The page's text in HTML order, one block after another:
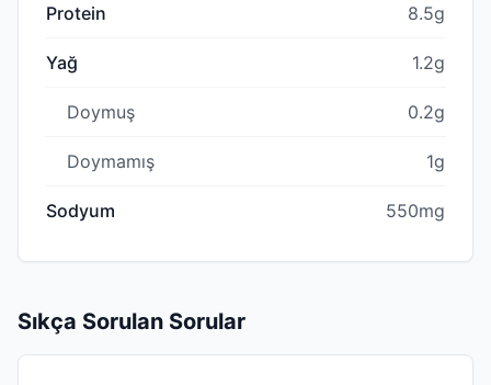
Protein 8.5g
Yağ 1.2g
Doymuş 0.2g
Doymamış 1g
Sodyum 550mg
Sıkça Sorulan Sorular